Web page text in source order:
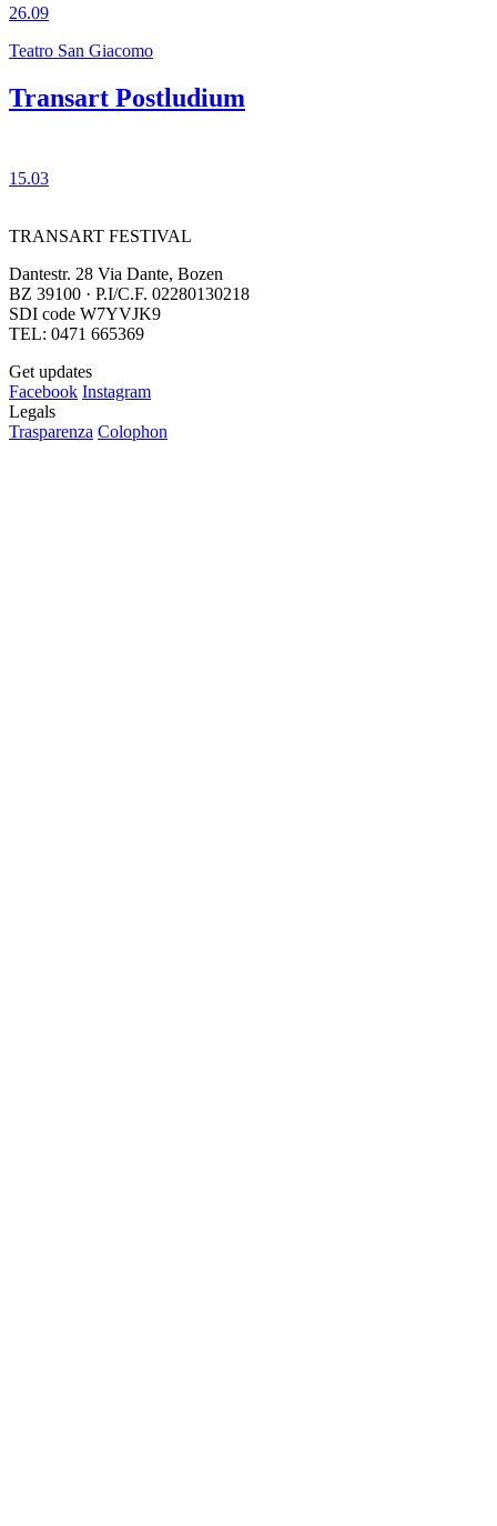
26.09
Teatro San Giacomo
Transart Postludium
15.03
TRANSART FESTIVAL
Dantestr. 28 Via Dante, Bozen
BZ 39100 · P.I/C.F. 02280130218
SDI code W7YVJK9
TEL: 0471 665369
Get updates
Facebook Instagram
Legals
Trasparenza Colophon